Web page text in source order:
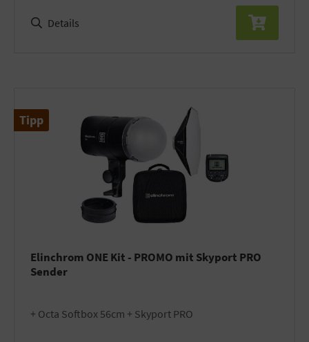
Details
Tipp
Elinchrom ONE Kit - PROMO mit Skyport PRO
Sender
+ Octa Softbox 56cm + Skyport PRO